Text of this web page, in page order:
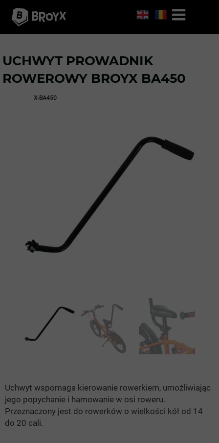
X-BA450
UCHWYT PROWADNIK
ROWEROWY BROYX BA450
Uchwyt wspomaga kierowanie rowerkiem, umożliwiając
jego popychanie i hamowanie w osi roweru.
Przeznaczony jest do rowerków o wielkości kół od 14
do 20 cali.